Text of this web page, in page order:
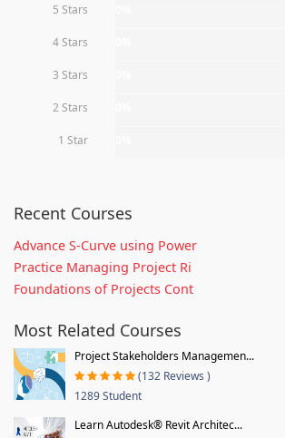
5 Stars
4 Stars
3 Stars
2 Stars
1 Star
Recent Courses
Advance S-Curve using Power
Practice Managing Project Ri
Foundations of Projects Cont
Most Related Courses
Project Stakeholders Managemen...
(132 Reviews )
1289 Student
Learn Autodesk® Revit Architec...